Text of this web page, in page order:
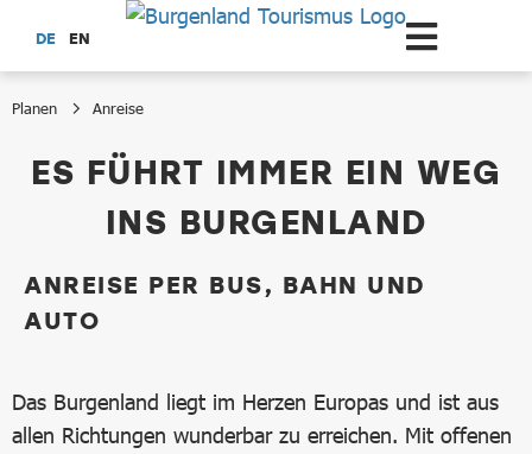
Zum Hauptinhalt springen
DE EN
Planen Anreise
AnreiseES FÜHRT IMMER EIN WEG
INS BURGENLAND
ANREISE PER BUS, BAHN UND
AUTO
Das Burgenland liegt im Herzen Europas und ist aus
allen Richtungen wunderbar zu erreichen. Mit offenen